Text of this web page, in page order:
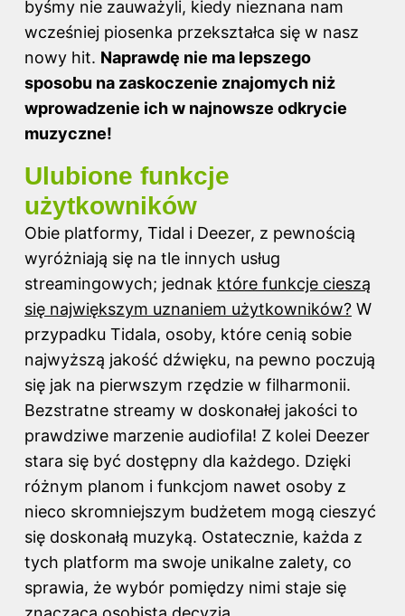
byśmy nie zauważyli, kiedy nieznana nam
wcześniej piosenka przekształca się w nasz
nowy hit. Naprawdę nie ma lepszego
sposobu na zaskoczenie znajomych niż
wprowadzenie ich w najnowsze odkrycie
muzyczne!
Ulubione funkcje
użytkowników
Obie platformy, Tidal i Deezer, z pewnością
wyróżniają się na tle innych usług
streamingowych; jednak które funkcje cieszą
się największym uznaniem użytkowników? W
przypadku Tidala, osoby, które cenią sobie
najwyższą jakość dźwięku, na pewno poczują
się jak na pierwszym rzędzie w filharmonii.
Bezstratne streamy w doskonałej jakości to
prawdziwe marzenie audiofila! Z kolei Deezer
stara się być dostępny dla każdego. Dzięki
różnym planom i funkcjom nawet osoby z
nieco skromniejszym budżetem mogą cieszyć
się doskonałą muzyką. Ostatecznie, każda z
tych platform ma swoje unikalne zalety, co
sprawia, że wybór pomiędzy nimi staje się